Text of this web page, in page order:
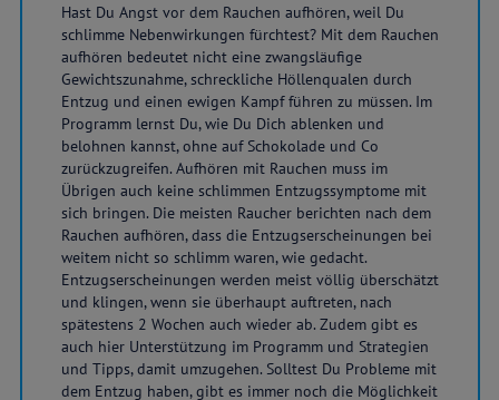
Hast Du Angst vor dem Rauchen aufhören, weil Du
schlimme Nebenwirkungen fürchtest? Mit dem Rauchen
aufhören bedeutet nicht eine zwangsläufige
Gewichtszunahme, schreckliche Höllenqualen durch
Entzug und einen ewigen Kampf führen zu müssen. Im
Programm lernst Du, wie Du Dich ablenken und
belohnen kannst, ohne auf Schokolade und Co
zurückzugreifen. Aufhören mit Rauchen muss im
Übrigen auch keine schlimmen Entzugssymptome mit
sich bringen. Die meisten Raucher berichten nach dem
Rauchen aufhören, dass die Entzugserscheinungen bei
weitem nicht so schlimm waren, wie gedacht.
Entzugserscheinungen werden meist völlig überschätzt
und klingen, wenn sie überhaupt auftreten, nach
spätestens 2 Wochen auch wieder ab. Zudem gibt es
auch hier Unterstützung im Programm und Strategien
und Tipps, damit umzugehen. Solltest Du Probleme mit
dem Entzug haben, gibt es immer noch die Möglichkeit